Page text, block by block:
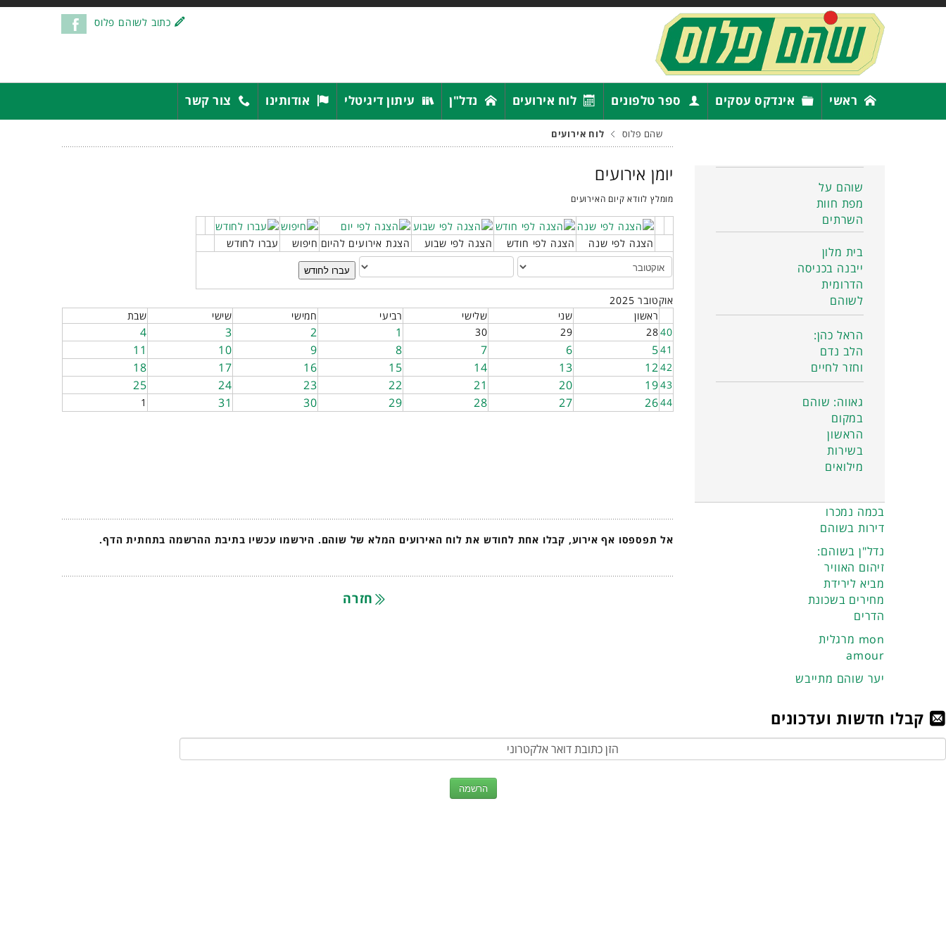
כתוב לשוהם פלוס
ראשי אינדקס עסקים ספר טלפונים לוח אירועים נדל"ן עיתון דיגיטלי אודותינו צור קשר
שהם פלוס לוח אירועים
יומן אירועים
מומלץ לוודא קיום האירועים
הצגה לפי שנה הצגה לפי חודש הצגה לפי שבוע הצגת אירועים להיום חיפוש
עברו לחודש
עברו לחודש
אוקטובר 2025
ראשון
שני שלישי רביעי חמישי שישי
שבת
40
28
29
30
1
2
3
4
41
5
6
7
8
9
10
11
42
12
13
14
15
16
17
18
43
19
20
21
22
23
24
25
44
26
27
28
29
30
31
1
אל תפספסו אף אירוע, קבלו אחת לחודש את לוח האירועים המלא של שוהם. הירשמו עכשיו בתיבת ההרשמה בתחתית הדף.
חזרה
שוהם על
מפת חוות
השרתים
בית מלון
ייבנה בכניסה
הדרומית
לשוהם
הראל כהן:
הלב נדם
וחזר לחיים
גאווה: שוהם
במקום
הראשון
בשירות
מילואים
בכמה נמכרו
דירות בשוהם
נדל"ן בשוהם:
זיהום האוויר
מביא לירידת
מחירים בשכונת
הדרים
מרגלית mon
amour
יער שוהם מתייבש
קבלו חדשות ועדכונים